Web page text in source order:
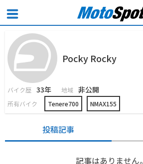
Pocky Rocky
バイク歴 33年 地域 非公開
所有バイク Tenere700 NMAX155
投稿記事
記事はありません。